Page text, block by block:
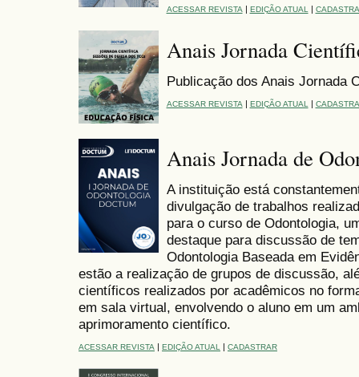
ACESSAR REVISTA EDIÇÃO ATUAL
Anais Jornada
Publicação dos Anais Jornada
ACESSAR REVISTA | EDIÇÃO ATUAL |
Anais Jornada de
A instituição está
divulgação de trabalhos
para o curso de Odontologia,
destaque para discussão de
Odontologia Baseada em
estão a realização de grupos de discussão,
científicos realizados por acadêmicos no
em sala virtual, envolvendo o aluno em um
aprimoramento científico.
ACESSAR REVISTA EDIÇÃO ATUAL CADASTRAR